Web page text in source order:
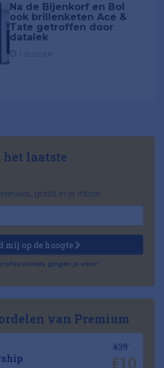
Na de Bijenkorf en Bol
ook brillenketen Ace &
Tate getroffen door
datalek
laatste
gratis in je inbox
mij op de hoogte
gingen je voor!
van Premium
€39
€10